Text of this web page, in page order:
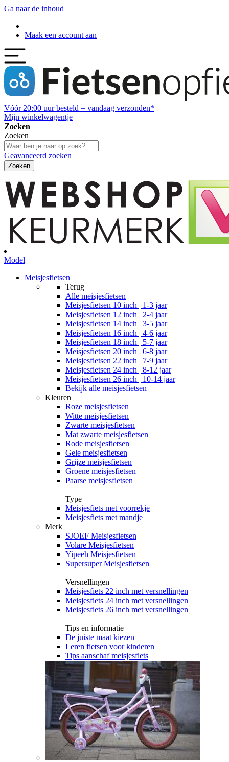
Ga naar de inhoud
Maak een account aan
Vóór 20:00 uur besteld = vandaag verzonden*
Mijn winkelwagentje
Zoeken
Zoeken
Geavanceerd zoeken
Zoeken
Model
Meisjesfietsen
Terug
Alle meisjesfietsen
Meisjesfietsen 10 inch | 1-3 jaar
Meisjesfietsen 12 inch | 2-4 jaar
Meisjesfietsen 14 inch | 3-5 jaar
Meisjesfietsen 16 inch | 4-6 jaar
Meisjesfietsen 18 inch | 5-7 jaar
Meisjesfietsen 20 inch | 6-8 jaar
Meisjesfietsen 22 inch | 7-9 jaar
Meisjesfietsen 24 inch | 8-12 jaar
Meisjesfietsen 26 inch | 10-14 jaar
Bekijk alle meisjesfietsen
Kleuren
Roze meisjesfietsen
Witte meisjesfietsen
Zwarte meisjesfietsen
Mat zwarte meisjesfietsen
Rode meisjesfietsen
Gele meisjesfietsen
Grijze meisjesfietsen
Groene meisjesfietsen
Paarse meisjesfietsen
Type
Meisjesfiets met voorrekje
Meisjesfiets met mandje
Merk
SJOEF Meisjesfietsen
Volare Meisjesfietsen
Yipeeh Meisjesfietsen
Supersuper Meisjesfietsen
Versnellingen
Meisjesfiets 22 inch met versnellingen
Meisjesfiets 24 inch met versnellingen
Meisjesfiets 26 inch met versnellingen
Tips en informatie
De juiste maat kiezen
Leren fietsen voor kinderen
Tips aanschaf meisjesfiets